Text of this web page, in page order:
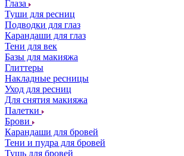
Глаза
Туши для ресниц
Подводки для глаз
Карандаши для глаз
Тени для век
Базы для макияжа
Глиттеры
Накладные ресницы
Уход для ресниц
Для снятия макияжа
Палетки
Брови
Карандаши для бровей
Тени и пудра для бровей
Тушь для бровей